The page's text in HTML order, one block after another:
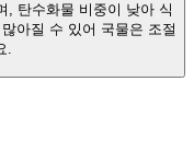
, 탄수화물 비중이 낮아 식
아질 수 있어 국물은 조절
.